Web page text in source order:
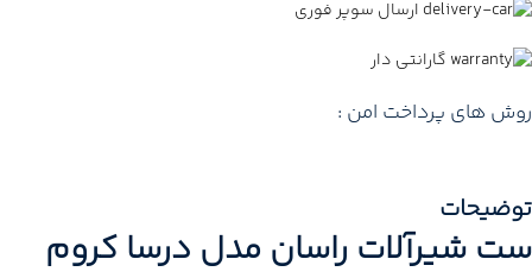
ارسال سوپر فوری
گارانتی دار
روش های پرداخت امن :
توضیحات
ست شیرآلات راسان مدل درسا کروم